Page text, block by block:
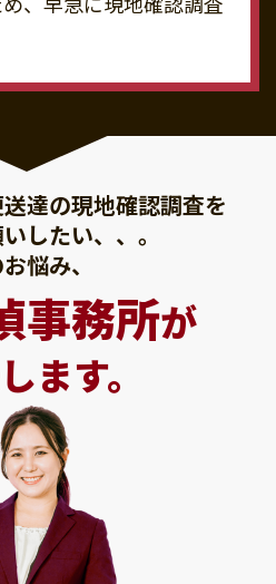
達の現地確認調査を
したい、、。
悩み、
事務所が
します。